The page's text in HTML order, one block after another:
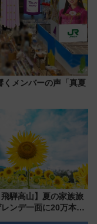
くメンバーの声「真夏
飛騨高山】夏の家族旅
ンデ一面に20万本の